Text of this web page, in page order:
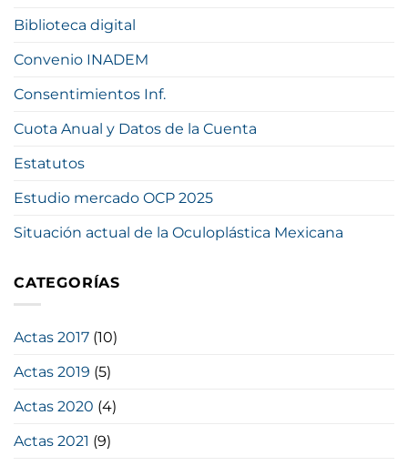
Biblioteca digital
Convenio INADEM
Consentimientos Inf.
Cuota Anual y Datos de la Cuenta
Estatutos
Estudio mercado OCP 2025
Situación actual de la Oculoplástica Mexicana
CATEGORÍAS
Actas 2017 (10)
Actas 2019 (5)
Actas 2020 (4)
Actas 2021 (9)